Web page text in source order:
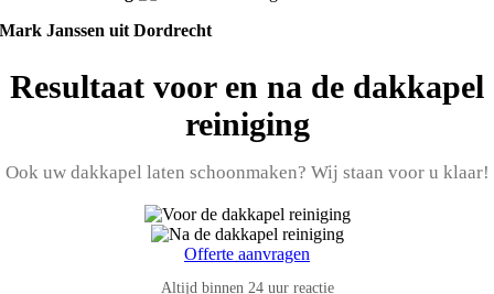
Mark Janssen uit Dordrecht
Resultaat voor en na de dakkapel
reiniging
Ook uw dakkapel laten schoonmaken? Wij staan voor u klaar!
Offerte aanvragen
Altijd binnen 24 uur reactie